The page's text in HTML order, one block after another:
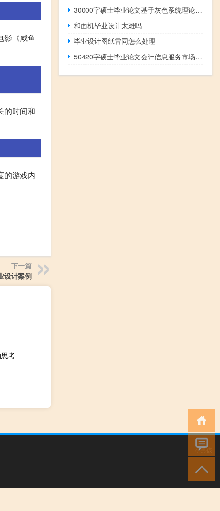
影《咸鱼
的时间和
的游戏内
下一篇
设计案例
考
30000字硕士毕业论文基于灰色系统理论的信息安全风险评估方法探讨
和面机毕业设计太难吗
毕业设计图纸雷同怎么处理
56420字硕士毕业论文会计信息服务市场的财务监管
小男孩